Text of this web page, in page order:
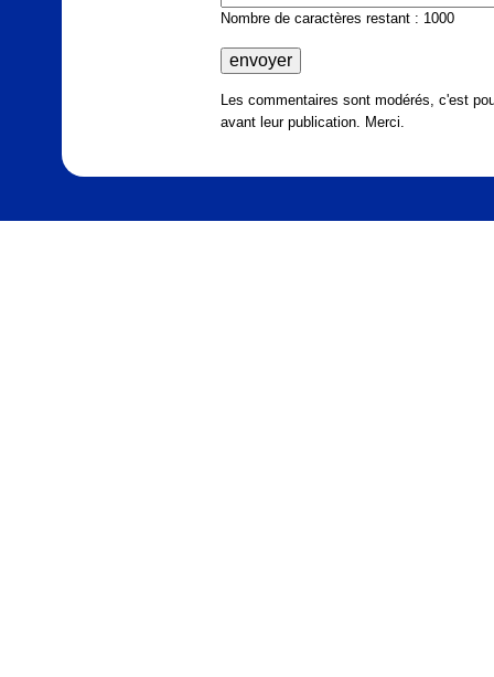
Nombre de caractères restant : 1000
Les commentaires sont modérés, c'est
avant leur publication. Merci.